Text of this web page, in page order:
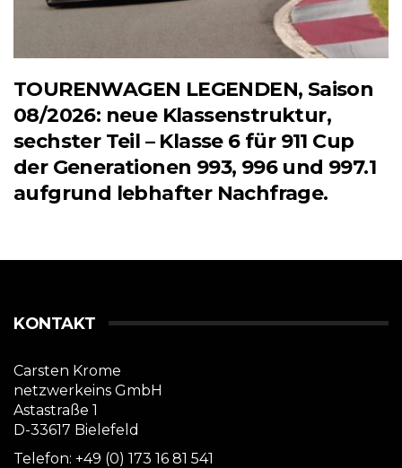
TOURENWAGEN LEGENDEN, Saison
08/2026: neue Klassenstruktur,
sechster Teil – Klasse 6 für 911 Cup
der Generationen 993, 996 und 997.1
aufgrund lebhafter Nachfrage.
KONTAKT
Carsten Krome
netzwerkeins GmbH
Astastraße 1
D-33617 Bielefeld
Telefon: +49 (0) 173 16 81 541